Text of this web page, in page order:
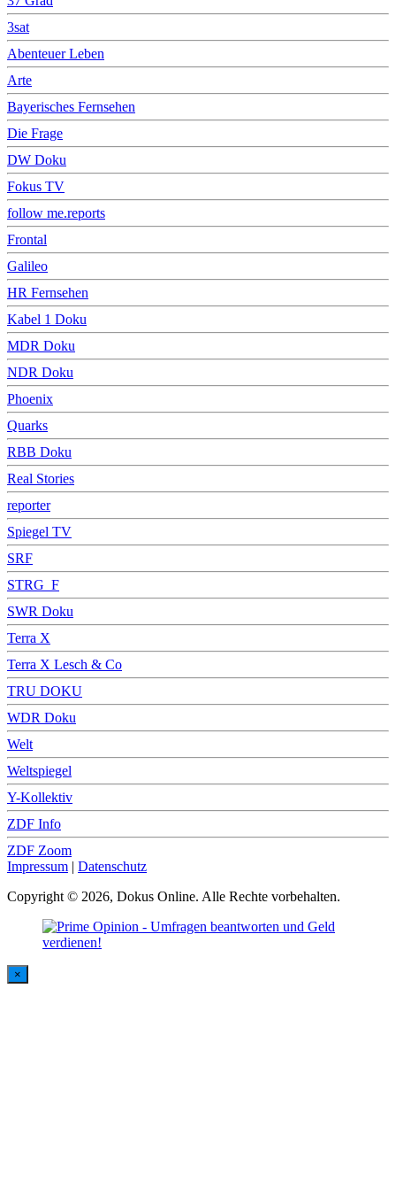
3sat
Abenteuer Leben
Arte
Bayerisches Fernsehen
Die Frage
DW Doku
Fokus TV
follow me.reports
Frontal
Galileo
HR Fernsehen
Kabel 1 Doku
MDR Doku
NDR Doku
Phoenix
Quarks
RBB Doku
Real Stories
reporter
Spiegel TV
SRF
STRG_F
SWR Doku
Terra X
Terra X Lesch & Co
TRU DOKU
WDR Doku
Welt
Weltspiegel
Y-Kollektiv
ZDF Info
ZDF Zoom
Impressum | Datenschutz
Copyright © 2026, Dokus Online. Alle Rechte vorbehalten.
×